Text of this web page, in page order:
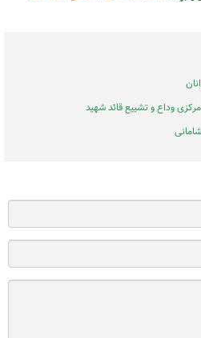
وداع و تشییع قائد شهید